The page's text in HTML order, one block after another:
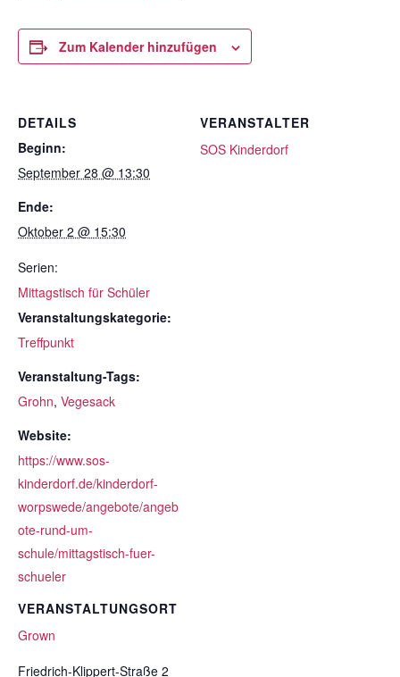
Zum Kalender hinzufügen
DETAILS
Beginn:
September 28 @ 13:30
Ende:
Oktober 2 @ 15:30
Serien:
Mittagstisch für Schüler
Veranstaltungskategorie:
Treffpunkt
Veranstaltung-Tags:
Grohn, Vegesack
Website:
https://www.sos-
kinderdorf.de/kinderdorf-
worpswede/angebote/angeb
ote-rund-um-
schule/mittagstisch-fuer-
schueler
VERANSTALTUNGSORT
Grown
Friedrich-Klippert-Straße 2
VERANSTALTER
SOS Kinderdorf